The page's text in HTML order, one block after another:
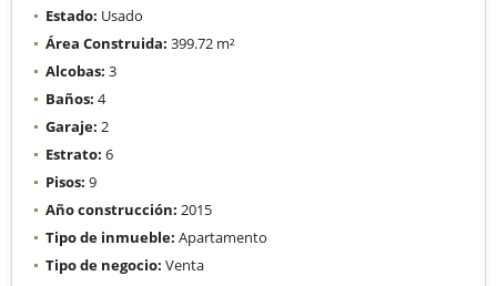
Estado: Usado
Área Construida: 399.72 m²
Alcobas: 3
Baños: 4
Garaje: 2
Estrato: 6
Pisos: 9
Año construcción: 2015
Tipo de inmueble: Apartamento
Tipo de negocio: Venta